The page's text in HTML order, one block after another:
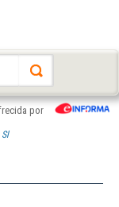
por